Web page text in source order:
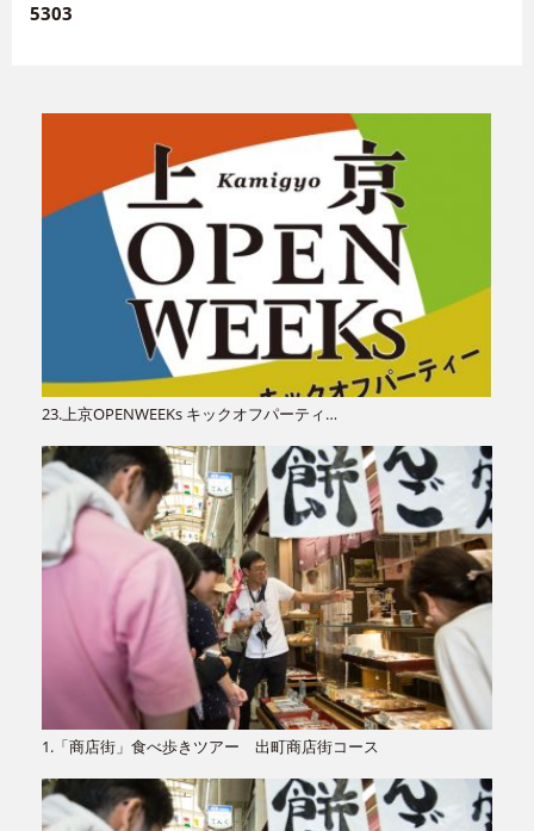
5303
23.上京OPENWEEKs キックオフパーティ…
1.「商店街」食べ歩きツアー 出町商店街コース